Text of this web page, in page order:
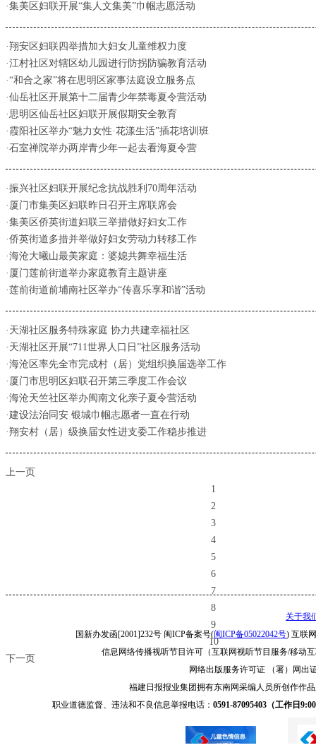
·集美区妇联开展“集人文集美”巾帼志愿活动
·翔安区妇联四举措加大妇女儿童维权力度
·江村社区对辖区幼儿园进行防拐防骗教育活动
·“和合之家”将在思明区家事法庭设立服务点
·仙岳社区开展第十二届青少年禁毒夏令营活动
·思明区仙岳社区妇联开展假期安全教育
·霞阳社区举办“魅力女性·花漾生活”插花培训班
·石室禅院举办两岸青少年一起去看海夏令营
·振兴社区妇联开展纪念抗战胜利70周年活动
·厦门市集美区妇联昨日召开主席联席会
·集美区侨英街道妇联三举措做好妇女工作
·侨英街道多措并举做好妇女劳动力转移工作
·海沧大曦山最美家庭：婆媳共舞幸福生活
·厦门莲前街道举办家庭教育主题讲座
·莲前街道前埔南社区举办“传喜乐享和谐”活动
·天湖社区服务特殊家庭 协力共建幸福社区
·天湖社区开展“711世界人口日”社区服务活动
·海沧区率先全市完成村（居）党组织换届选举工作
·厦门市思明区妇联召开第三季度工作会议
·海沧天竺社区举办闽南文化亲子夏令营活动
·建设法治同安 银城巾帼志愿者一直在行动
·翔安村（居）级换届女性进支委工作稳步推进
上一页
1
2
3
4
5
6
7
8
9
10
下一页